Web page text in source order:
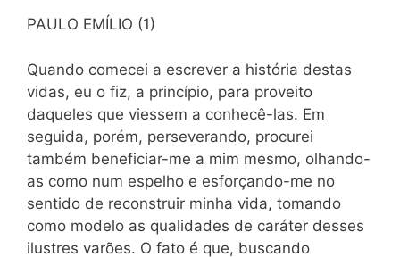
PAULO EMÍLIO (1)
Quando comecei a escrever a história destas
vidas, eu o fiz, a princípio, para proveito
daqueles que viessem a conhecê-las. Em
seguida, porém, perseverando, procurei
também beneficiar-me a mim mesmo, olhando-
as como num espelho e esforçando-me no
sentido de reconstruir minha vida, tomando
como modelo as qualidades de caráter desses
ilustres varões. O fato é que, buscando